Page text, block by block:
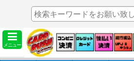
メニュー